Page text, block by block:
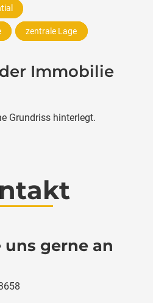
zentrale Lage
Immobilie
Grundriss hinterlegt.
uns gerne an